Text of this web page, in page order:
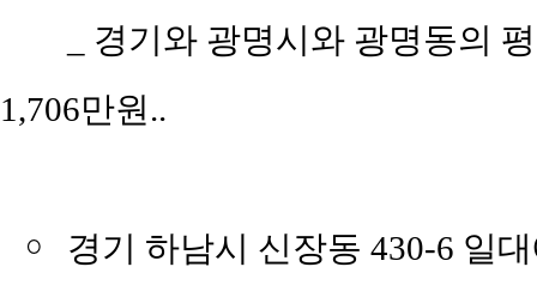
경기와 광명시와 광명동의
1,706만원..
￮
경기 하남시 신장동 430-6 일